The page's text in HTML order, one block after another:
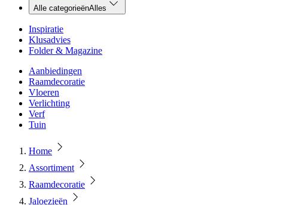
Alle categorieënAlles
Inspiratie
Klusadvies
Folder & Magazine
Aanbiedingen
Raamdecoratie
Vloeren
Verlichting
Verf
Tuin
Home
Assortiment
Raamdecoratie
Jaloezieën